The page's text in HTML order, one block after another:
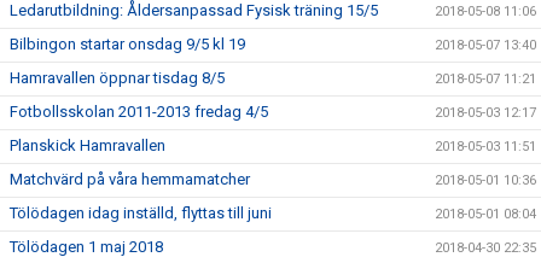
Ledarutbildning: Åldersanpassad Fysisk träning 15/5 2018-05-08 11:06
Bilbingon startar onsdag 9/5 kl 19 2018-05-07 13:40
Hamravallen öppnar tisdag 8/5 2018-05-07 11:21
Fotbollsskolan 2011-2013 fredag 4/5 2018-05-03 12:17
Planskick Hamravallen 2018-05-03 11:51
Matchvärd på våra hemmamatcher 2018-05-01 10:36
Tölödagen idag inställd, flyttas till juni 2018-05-01 08:04
Tölödagen 1 maj 2018 2018-04-30 22:35